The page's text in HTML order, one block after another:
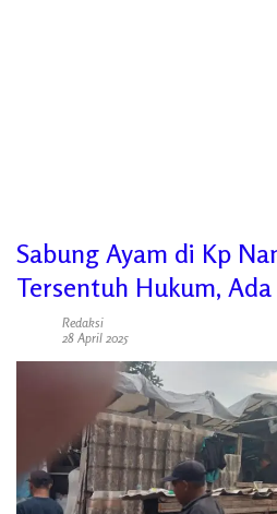
Sabung Ayam di Kp
Tersentuh Hukum, Ada
Redaksi
28 April 2025